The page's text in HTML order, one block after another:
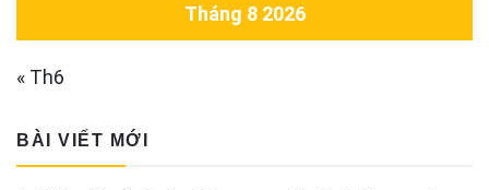
Tháng 8 2026
« Th6
BÀI VIẾT MỚI